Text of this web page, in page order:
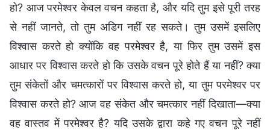
हो? आज परमेश्वर केवल वचन कहता है, और यदि तुम इसे पूरी तरह
से नहीं जानते, तो तुम अडिग नहीं रह सकते। तुम उसमें इसलिए
विश्वास करते हो क्योंकि वह परमेश्वर है, या फिर तुम उसमें इस
आधार पर विश्वास करते हो कि उसके वचन पूरे होते हैं या नहीं? क्या
तुम संकेतों और चमत्कारों पर विश्वास करते हो, या तुम परमेश्वर पर
विश्वास करते हो? आज वह संकेत और चमत्कार नहीं दिखाता—क्या
वह वास्तव में परमेश्वर है? यदि उसके द्वारा कहे गए वचन पूरे नहीं